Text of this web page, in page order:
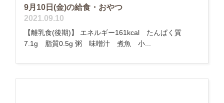
9月10日(金)の給食・おやつ
2021.09.10
【離乳食(後期)】 エネルギー161kcal たんぱく質
7.1g 脂質0.5g 粥 味噌汁 煮魚 小...